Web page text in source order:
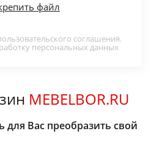
файл
соглашения.
персональных данных
MEBELBOR.RU
Вас преобразить свой